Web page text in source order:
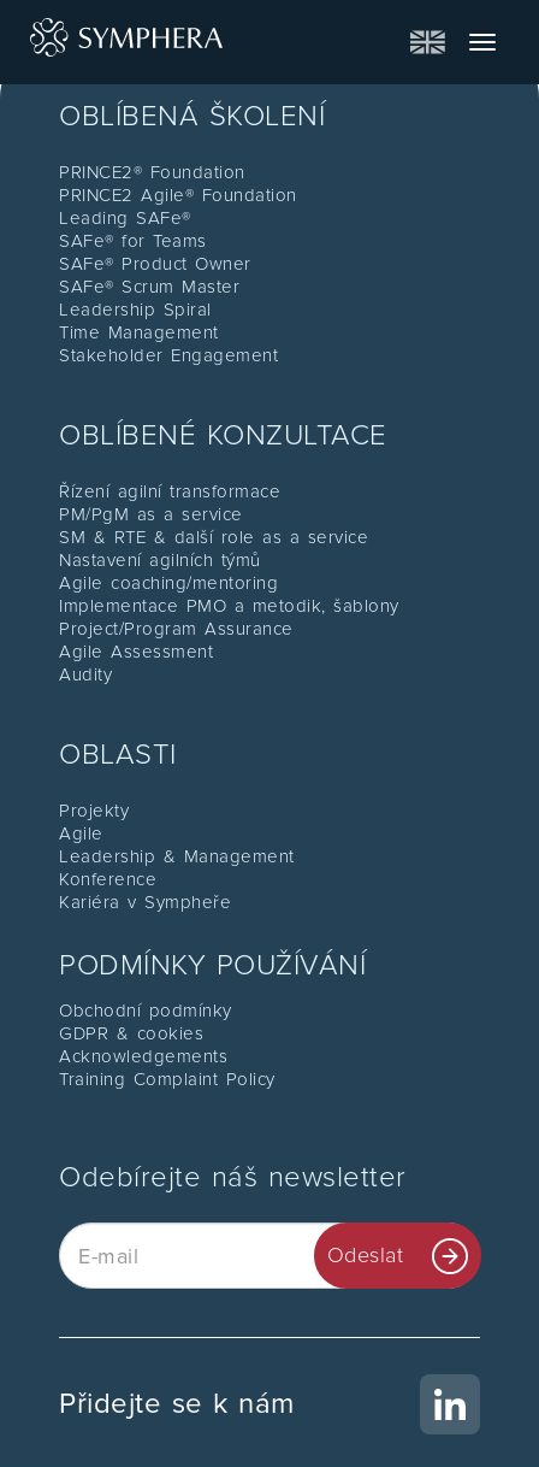
Toggle
OBLÍBENÁ ŠKOLENÍ
PRINCE2® Foundation
PRINCE2 Agile® Foundation
Leading SAFe®
SAFe® for Teams
SAFe® Product Owner
SAFe® Scrum Master
Leadership Spiral
Time Management
Stakeholder Engagement
OBLÍBENÉ KONZULTACE
Řízení agilní transformace
PM/PgM as a service
SM & RTE & další role as a service
Nastavení agilních týmů
Agile coaching/mentoring
Implementace PMO a metodik, šablony
Project/Program Assurance
Agile Assessment
Audity
OBLASTI
Projekty
Agile
Leadership & Management
Konference
Kariéra v Sympheře
PODMÍNKY POUŽÍVÁNÍ
Obchodní podmínky
GDPR & cookies
Acknowledgements
Training Complaint Policy
Odebírejte náš newsletter
Email
Odeslat
Přidejte se k nám